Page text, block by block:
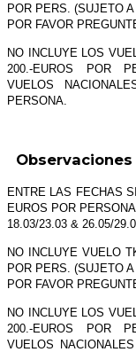
POR PERS. (SUJETO
POR FAVOR
NO INCLUYE LOS
200.-EUROS POR
VUELOS
PERSONA.
Observaciones
ENTRE LAS FECHAS
EUROS POR
18.03/23.03 & 26.05/
NO INCLUYE VUELO
POR PERS. (SUJETO
POR FAVOR
NO INCLUYE LOS
200.-EUROS POR
VUELOS